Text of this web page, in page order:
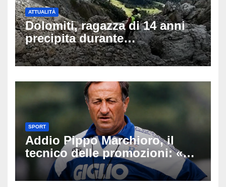
ATTUALITÀ
Dolomiti, ragazza di 14 anni
precipita durante
un’escursione: tragedia sul
Latemar davanti alla famiglia
SPORT
Addio Pippo Marchioro, il
tecnico delle promozioni: «Ha
scritto pagine indimenticabili
del nostro calcio»